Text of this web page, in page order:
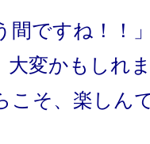
間ですね！！
大変かもしれ
こそ、楽しん